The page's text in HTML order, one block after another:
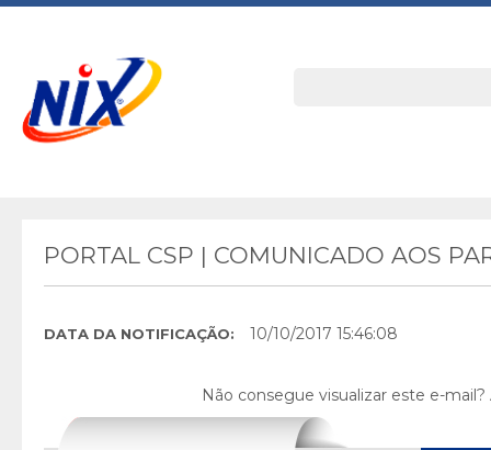
PORTAL CSP | COMUNICADO AOS
DATA DA NOTIFICAÇÃO: 10/10/2017 15:46:08
Não consegue visualizar este e-